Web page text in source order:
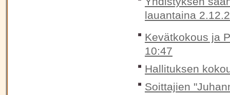
lauantaina
Kevätkokous ja
10:47
Hallituksen
Soittajien